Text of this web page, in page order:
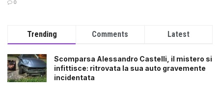
0
Trending Comments Latest
Scomparsa Alessandro Castelli, il mistero si
infittisce: ritrovata la sua auto gravemente
incidentata